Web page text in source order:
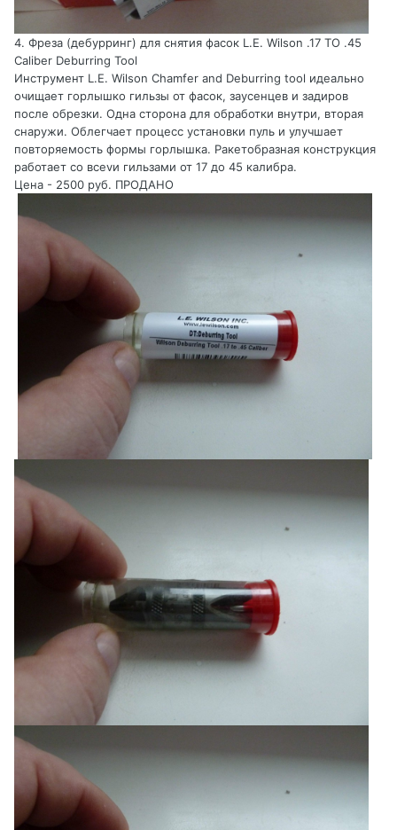
4. Фреза (дебурринг) для снятия фасок L.E. Wilson .17 TO .45
Caliber Deburring Tool
Инструмент L.E. Wilson Chamfer and Deburring tool идеально
очищает горлышко гильзы от фасок, заусенцев и задиров
после обрезки. Одна сторона для обработки внутри, вторая
снаружи. Облегчает процесс установки пуль и улучшает
повторяемость формы горлышка. Ракетобразная конструкция
работает со всеvи гильзами от 17 до 45 калибра.
Цена - 2500 руб. ПРОДАНО